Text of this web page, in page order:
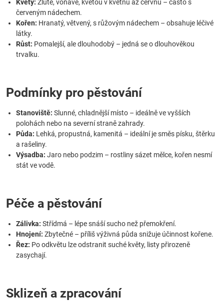
Květy: Žluté, voňavé, kvetou v květnu až červnu – často s
červeným nádechem.
Kořen: Hranatý, větvený, s růžovým nádechem – obsahuje léčivé
látky.
Růst: Pomalejší, ale dlouhodobý – jedná se o dlouhověkou
trvalku.
Podmínky pro pěstování
Stanoviště: Slunné, chladnější místo – ideálně ve vyšších
polohách nebo na severní straně zahrady.
Půda: Lehká, propustná, kamenitá – ideální je směs písku, štěrku
a rašeliny.
Výsadba: Jaro nebo podzim – rostliny sázet mělce, kořen nesmí
stát ve vodě.
Péče a pěstování
Zálivka: Střídmá – lépe snáší sucho než přemokření.
Hnojení: Zbytečné – příliš výživná půda snižuje účinnost kořene.
Řez: Po odkvětu lze odstranit suché květy, listy přirozeně
zasychají.
Sklizeň a zpracování